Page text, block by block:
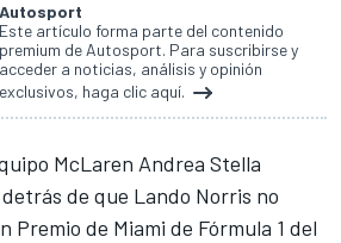
Autosport
Este artículo forma parte del contenido
premium de Autosport. Para suscribirse y
acceder a noticias, análisis y opinión
exclusivos, haga clic aquí.
McLaren Andrea Stella
de que Lando Norris no
Premio de Miami de Fórmula 1 del